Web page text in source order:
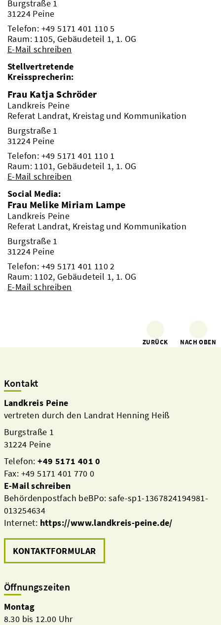
Burgstraße 1
31224 Peine
Telefon: +49 5171 401 110 5
Raum: 1105, Gebäudeteil 1, 1. OG
E-Mail schreiben
Stellvertretende
Kreissprecherin:
Frau Katja Schröder
Landkreis Peine
Referat Landrat, Kreistag und Kommunikation
Burgstraße 1
31224 Peine
Telefon: +49 5171 401 110 1
Raum: 1101, Gebäudeteil 1, 1. OG
E-Mail schreiben
Social Media:
Frau Melike Miriam Lampe
Landkreis Peine
Referat Landrat, Kreistag und Kommunikation
Burgstraße 1
31224 Peine
Telefon: +49 5171 401 110 2
Raum: 1102, Gebäudeteil 1, 1. OG
E-Mail schreiben
ZURÜCK NACH OBEN
Kontakt
Landkreis Peine
vertreten durch den Landrat Henning Heiß
Burgstraße 1
31224 Peine
Telefon:+49 5171 401 0
Fax: +49 5171 401 770 0
E-Mail schreiben
Behördenpostfach beBPo: safe-sp1-1367824194981-
013254634
Internet: https://www.landkreis-peine.de/
KONTAKTFORMULAR
Öffnungszeiten
Montag
8.30 bis 12.00 Uhr